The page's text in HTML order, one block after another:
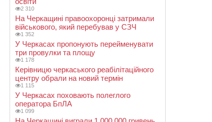
2 310
На Черкащині правоохоронці затримали
військового, який перебував у СЗЧ
1 352
У Черкасах пропонують перейменувати
три провулки та площу
1 178
Керівницю черкаського реабілітаційного
центру обрали на новий термін
1 115
У Черкасах поховають полеглого
оператора БпЛА
1 099